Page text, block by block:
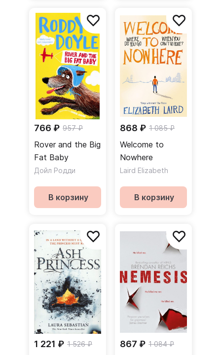
766 ₽ 957 ₽
Rover and the Big
Fat Baby
Дойл Родди
В корзину
868 ₽ 1 085 ₽
Welcome to
Nowhere
Laird Elizabeth
В корзину
1 221 ₽ 1 526 ₽ 867 ₽ 1 084 ₽